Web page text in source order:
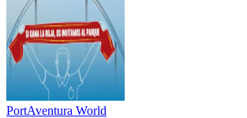
PortAventura World